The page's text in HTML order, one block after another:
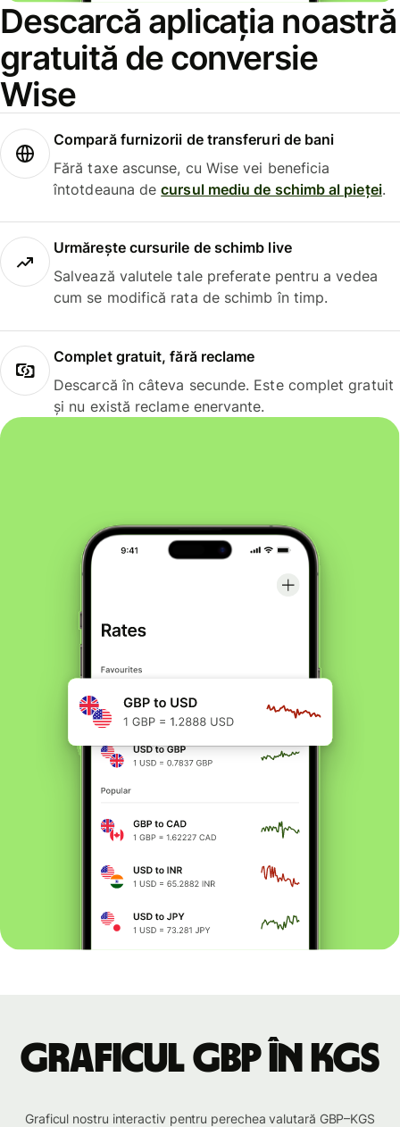
Descarcă aplicația noastră
gratuită de conversie
Wise
Compară furnizorii de transferuri de bani
Fără taxe ascunse, cu Wise vei beneficia
întotdeauna decursul mediu de schimb al pieței.
Urmărește cursurile de schimb live
Salvează valutele tale preferate pentru a vedea
cum se modifică rata de schimb în timp.
Complet gratuit, fără reclame
Descarcă în câteva secunde. Este complet gratuit
și nu există reclame enervante.
Graficul GBP în KGS
Graficul nostru interactiv pentru perechea valutară GBP–KGS